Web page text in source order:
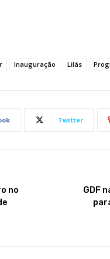
Inauguração Lilás
Twitter
no
GDF